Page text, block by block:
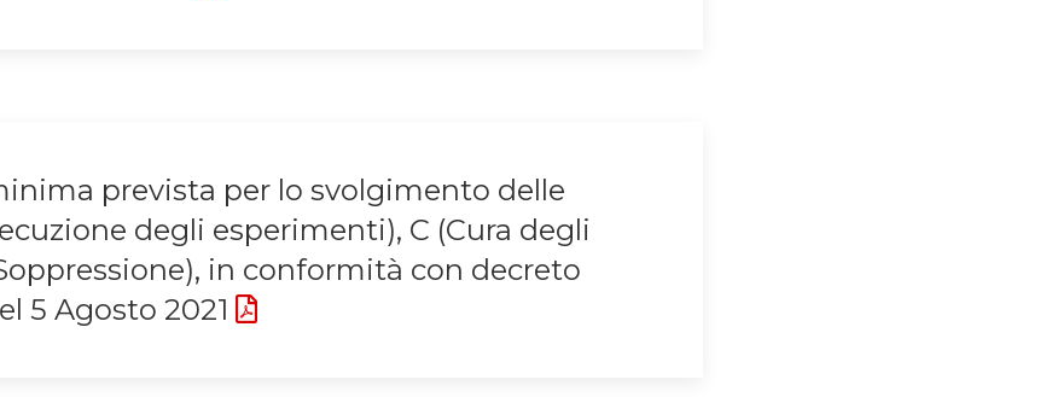
prevista per lo svolgimento delle
degli esperimenti), C (Cura degli
in conformità con decreto
5 Agosto 2021